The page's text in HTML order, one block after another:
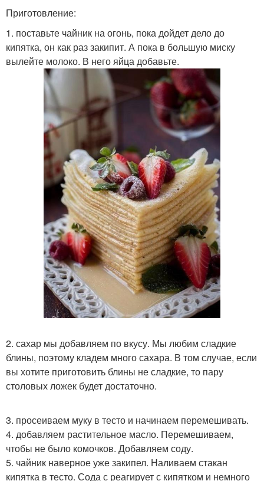
Приготовление:
1. поставьте чайник на огонь, пока дойдет дело до
кипятка, он как раз закипит. А пока в большую миску
вылейте молоко. В него яйца добавьте.
2. сахар мы добавляем по вкусу. Мы любим сладкие
блины, поэтому кладем много сахара. В том случае, если
вы хотите приготовить блины не сладкие, то пару
столовых ложек будет достаточно.
3. просеиваем муку в тесто и начинаем перемешивать.
4. добавляем растительное масло. Перемешиваем,
чтобы не было комочков. Добавляем соду.
5. чайник наверное уже закипел. Наливаем стакан
кипятка в тесто. Сода с реагирует с кипятком и немного